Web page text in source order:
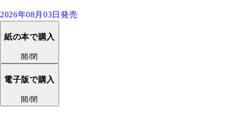
2026年08月03日発売
紙の本で購入
開/閉
電子版で購入
開/閉